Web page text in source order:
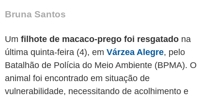
Bruna Santos
Um filhote de macaco-prego foi resgatado na
última quinta-feira (4), em Várzea Alegre, pelo
Batalhão de Polícia do Meio Ambiente (BPMA). O
animal foi encontrado em situação de
vulnerabilidade, necessitando de acolhimento e